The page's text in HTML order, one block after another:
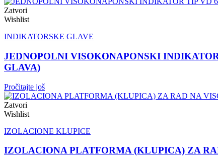
Zatvori
Wishlist
INDIKATORSKE GLAVE
JEDNOPOLNI VISOKONAPONSKI
GLAVA)
Pročitajte još
Zatvori
Wishlist
IZOLACIONE KLUPICE
IZOLACIONA PLATFORMA (KLUPICA) ZA